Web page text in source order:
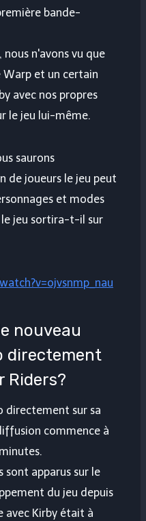
bande-
n'avons vu que
Warp et un certain
avec nos propres
le jeu lui-même.
saurons
de joueurs le jeu peut
et modes
jeu sortira-t-il sur
nouveau
directement
Riders?
directement sur sa
commence à
sont apparus sur le
du jeu depuis
avec Kirby était à